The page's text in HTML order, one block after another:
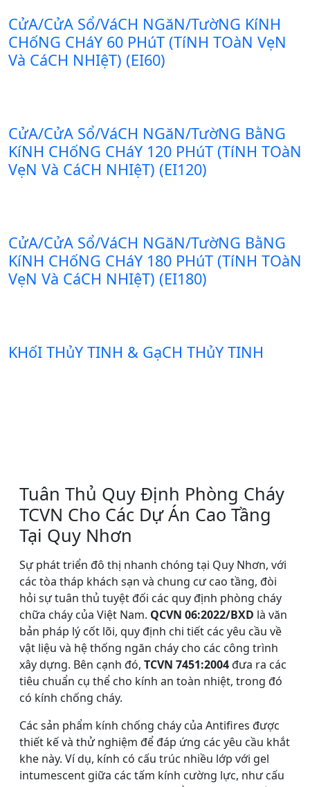
CửA/CửA Sổ/VáCH NGăN/TườNG KíNH
CHốNG CHáY 60 PHúT (TíNH TOàN VẹN
Và CáCH NHIệT) (EI60)
CửA/CửA Sổ/VáCH NGăN/TườNG BằNG
KíNH CHốNG CHáY 120 PHúT (TíNH TOàN
VẹN Và CáCH NHIệT) (EI120)
CửA/CửA Sổ/VáCH NGăN/TườNG BằNG
KíNH CHốNG CHáY 180 PHúT (TíNH TOàN
VẹN Và CáCH NHIệT) (EI180)
KHốI THủY TINH & GạCH THủY TINH
Tuân Thủ Quy Định Phòng Cháy
TCVN Cho Các Dự Án Cao Tầng
Tại Quy Nhơn
Sự phát triển đô thị nhanh chóng tại Quy Nhơn, với
các tòa tháp khách sạn và chung cư cao tầng, đòi
hỏi sự tuân thủ tuyệt đối các quy định phòng cháy
chữa cháy của Việt Nam. QCVN 06:2022/BXD là văn
bản pháp lý cốt lõi, quy định chi tiết các yêu cầu về
vật liệu và hệ thống ngăn cháy cho các công trình
xây dựng. Bên cạnh đó, TCVN 7451:2004đưa ra các
tiêu chuẩn cụ thể cho kính an toàn nhiệt, trong đó
có kính chống cháy.
Các sản phẩm kính chống cháy của Antifires được
thiết kế và thử nghiệm để đáp ứng các yêu cầu khắt
khe này. Ví dụ, kính có cấu trúc nhiều lớp với gel
intumescent giữa các tấm kính cường lực, như cấu